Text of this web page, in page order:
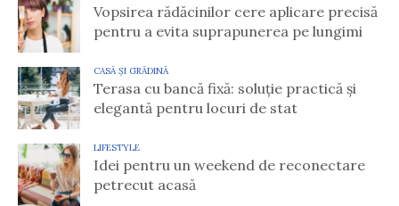
Vopsirea rădăcinilor cere aplicare precisă
pentru a evita suprapunerea pe lungimi
CASĂ ȘI GRĂDINĂ
Terasa cu bancă fixă: soluție practică și
elegantă pentru locuri de stat
LIFESTYLE
Idei pentru un weekend de reconectare
petrecut acasă